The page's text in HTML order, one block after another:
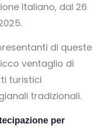
Italiano, dal 26
di queste
ventaglio di
turistici
tradizionali.
per